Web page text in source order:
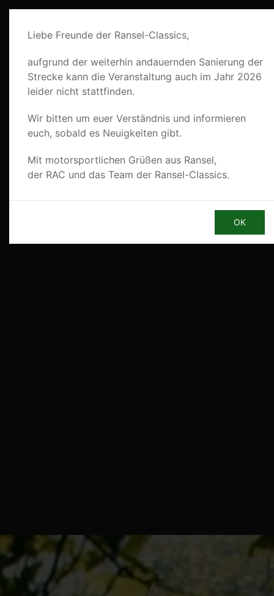
Liebe Freunde der Ransel-Classics,
aufgrund der weiterhin andauernden Sanierung
der Strecke kann die Veranstaltung auch im
Jahr 2026 leider nicht stattfinden.
Wir bitten um euer Verständnis und informieren
euch, sobald es Neuigkeiten gibt.
Mit motorsportlichen Grüßen aus Ransel,
der RAC und das Team der Ransel-Classics.